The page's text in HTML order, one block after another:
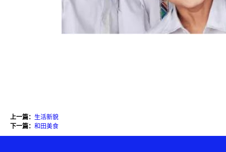
上一篇： 生活新貌
下一篇： 和田美食